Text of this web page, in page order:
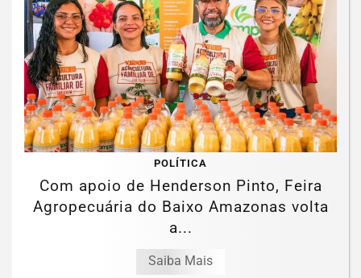
POLÍTICA
Com apoio de Henderson Pinto, Feira
Agropecuária do Baixo Amazonas volta
a...
Saiba Mais